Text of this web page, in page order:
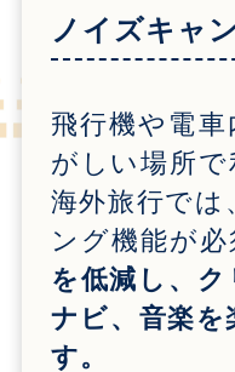
ノイズキャ
飛行機や電
がしい場所
海外旅行では
ング機能が必
を低減し、
ナビ、音楽を
す。